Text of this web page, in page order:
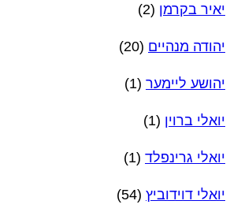
יאיר בקרמן (2)
יהודה מנהיים (20)
יהושע ליימער (1)
יואלי ברוין (1)
יואלי גרינפלד (1)
יואלי דוידוביץ (54)